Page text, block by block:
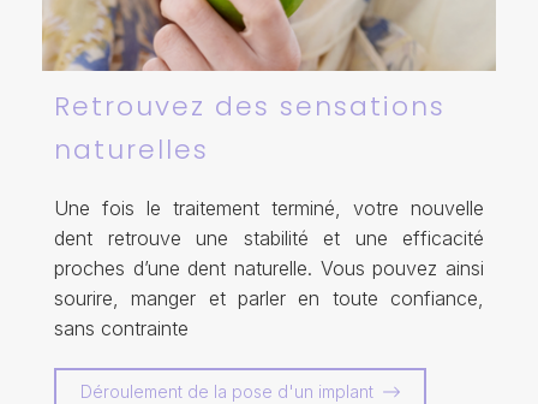
Retrouvez des sensations
naturelles
Une fois le traitement terminé, votre nouvelle
dent retrouve une stabilité et une efficacité
proches d’une dent naturelle. Vous pouvez ainsi
sourire, manger et parler en toute confiance,
sans contrainte
Déroulement de la pose d'un implant